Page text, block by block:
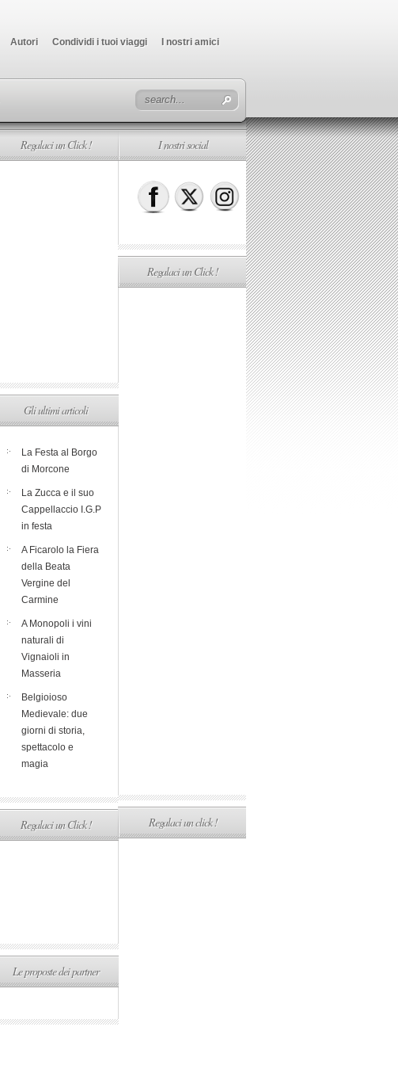
Autori Condividi i tuoi viaggi I nostri amici
Regalaci un Click !
Gli ultimi articoli
La Festa al Borgo
di Morcone
La Zucca e il suo
Cappellaccio I.G.P
in festa
A Ficarolo la Fiera
della Beata
Vergine del
Carmine
A Monopoli i vini
naturali di
Vignaioli in
Masseria
Belgioioso
Medievale: due
giorni di storia,
spettacolo e
magia
Regalaci un Click !
Le proposte dei partner
I nostri social
Regalaci un Click !
Regalaci un click !